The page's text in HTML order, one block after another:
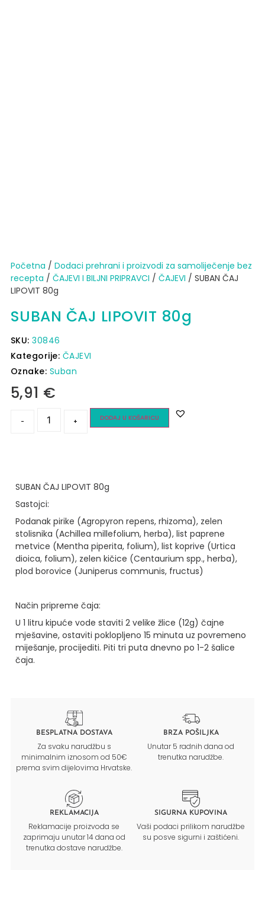
Početna / Dodaci prehrani i proizvodi za samoliječenje bez
recepta / ČAJEVI I BILJNI PRIPRAVCI / ČAJEVI / SUBAN ČAJ
LIPOVIT 80g
SUBAN ČAJ LIPOVIT 80g
SKU:30846
Kategorije: ČAJEVI
Oznake: Suban
5,91 €
- + DODAJ U KOŠARICU
SUBAN ČAJ LIPOVIT 80g
Sastojci:
Podanak pirike (Agropyron repens, rhizoma), zelen
stolisnika (Achillea millefolium, herba), list paprene
metvice (Mentha piperita, folium), list koprive (Urtica
dioica, folium), zelen kičice (Centaurium spp., herba),
plod borovice (Juniperus communis, fructus)
Način pripreme čaja:
U 1 litru kipuće vode staviti 2 velike žlice (12g) čajne
mješavine, ostaviti poklopljeno 15 minuta uz povremeno
miješanje, procijediti. Piti tri puta dnevno po 1-2 šalice
čaja.
BESPLATNA DOSTAVA
Za svaku narudžbu s
minimalnim iznosom od 50€
prema svim dijelovima Hrvatske.
BRZA POŠILJKA
Unutar 5 radnih dana od
trenutka narudžbe.
REKLAMACIJA
Reklamacije proizvoda se
zaprimaju unutar 14 dana od
trenutka dostave narudžbe.
SIGURNA KUPOVINA
Vaši podaci prilikom narudžbe
su posve sigurni i zaštićeni.